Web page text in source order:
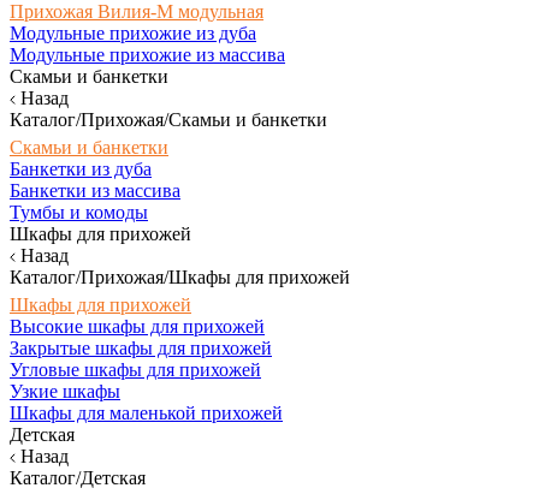
Прихожая Вилия-М модульная
Модульные прихожие из дуба
Модульные прихожие из массива
Скамьи и банкетки
Назад
Каталог/Прихожая/Скамьи и банкетки
Скамьи и банкетки
Банкетки из дуба
Банкетки из массива
Тумбы и комоды
Шкафы для прихожей
Назад
Каталог/Прихожая/Шкафы для прихожей
Шкафы для прихожей
Высокие шкафы для прихожей
Закрытые шкафы для прихожей
Угловые шкафы для прихожей
Узкие шкафы
Шкафы для маленькой прихожей
Детская
Назад
Каталог/Детская